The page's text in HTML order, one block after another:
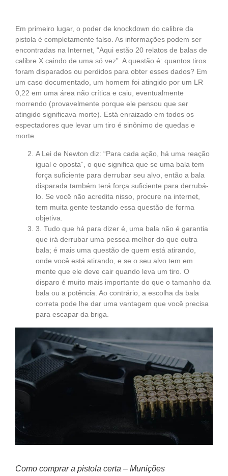
Em primeiro lugar, o poder de knockdown do calibre da
pistola é completamente falso. As informações podem ser
encontradas na Internet, “Aqui estão 20 relatos de balas de
calibre X caindo de uma só vez”. A questão é: quantos tiros
foram disparados ou perdidos para obter esses dados? Em
um caso documentado, um homem foi atingido por um LR
0,22 em uma área não crítica e caiu, eventualmente
morrendo (provavelmente porque ele pensou que ser
atingido significava morte). Está enraizado em todos os
espectadores que levar um tiro é sinônimo de quedas e
morte.
A Lei de Newton diz: “Para cada ação, há uma reação
igual e oposta”, o que significa que se uma bala tem
força suficiente para derrubar seu alvo, então a bala
disparada também terá força suficiente para derrubá-
lo. Se você não acredita nisso, procure na internet,
tem muita gente testando essa questão de forma
objetiva.
3. Tudo que há para dizer é, uma bala não é garantia
que irá derrubar uma pessoa melhor do que outra
bala; é mais uma questão de quem está atirando,
onde você está atirando, e se o seu alvo tem em
mente que ele deve cair quando leva um tiro. O
disparo é muito mais importante do que o tamanho da
bala ou a potência. Ao contrário, a escolha da bala
correta pode lhe dar uma vantagem que você precisa
para escapar da briga.
Como comprar a pistola certa – Munições